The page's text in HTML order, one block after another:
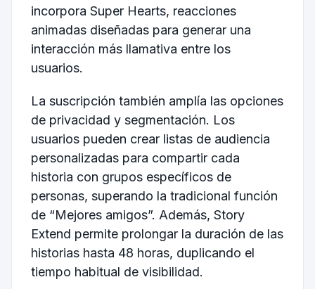
incorpora Super Hearts, reacciones
animadas diseñadas para generar una
interacción más llamativa entre los
usuarios.
La suscripción también amplía las opciones
de privacidad y segmentación. Los
usuarios pueden crear listas de audiencia
personalizadas para compartir cada
historia con grupos específicos de
personas, superando la tradicional función
de “Mejores amigos”. Además, Story
Extend permite prolongar la duración de las
historias hasta 48 horas, duplicando el
tiempo habitual de visibilidad.